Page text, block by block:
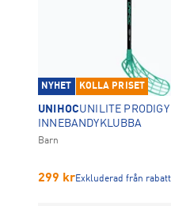
NYHET KOLLA PRISET
UNIHOCUNILITE
INNEBANDYKLUBBA
Barn
299 krExkluderad från